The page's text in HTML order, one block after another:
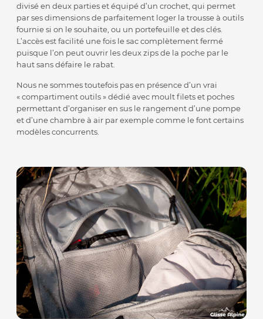
divisé en deux parties et équipé d’un crochet, qui permet
par ses dimensions de parfaitement loger la trousse à outils
fournie si on le souhaite, ou un portefeuille et des clés.
L’accès est facilité une fois le sac complètement fermé
puisque l’on peut ouvrir les deux zips de la poche par le
haut sans défaire le rabat.
Nous ne sommes toutefois pas en présence d’un vrai
« compartiment outils » dédié avec moult filets et poches
permettant d’organiser en sus le rangement d’une pompe
et d’une chambre à air par exemple comme le font certains
modèles concurrents.